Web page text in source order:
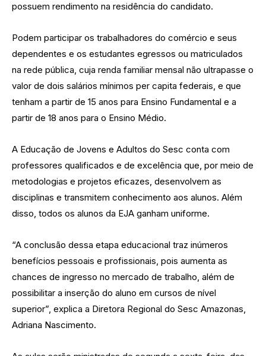
possuem rendimento na residência do candidato.
Podem participar os trabalhadores do comércio e seus
dependentes e os estudantes egressos ou matriculados
na rede pública, cuja renda familiar mensal não ultrapasse o
valor de dois salários mínimos per capita federais, e que
tenham a partir de 15 anos para Ensino Fundamental e a
partir de 18 anos para o Ensino Médio.
A Educação de Jovens e Adultos do Sesc conta com
professores qualificados e de excelência que, por meio de
metodologias e projetos eficazes, desenvolvem as
disciplinas e transmitem conhecimento aos alunos. Além
disso, todos os alunos da EJA ganham uniforme.
“A conclusão dessa etapa educacional traz inúmeros
benefícios pessoais e profissionais, pois aumenta as
chances de ingresso no mercado de trabalho, além de
possibilitar a inserção do aluno em cursos de nível
superior”, explica a Diretora Regional do Sesc Amazonas,
Adriana Nascimento.